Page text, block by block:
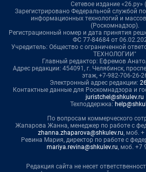
Сетевое издание «26.ру»
Зарегистрировано Федеральной службой
информационных технологий и
(Роскомнадзор).
Регистрационный номер и дата принятия
ФС 77-84684 от
Учредитель: Общество с ограниченной
ТЕХНОЛОГИИ"
Главный редактор: Ефремов
Адрес редакции: 454091, г. Челябинск,
этаж, +7-982-706-26-
Электронный адрес редакции:
Контактные данные для Роскомнадзора и
juristchel@shkulev.ru
Техподдержка:
По вопросам коммерческого
Жапарова Жанна, менеджер по работе с
zhanna.zhaparova@shkulev.ru, моб. +
Ревина Мария, директор по работе с
mariya.revina@shkulev.ru, моб. +7
Редакция сайта не несет